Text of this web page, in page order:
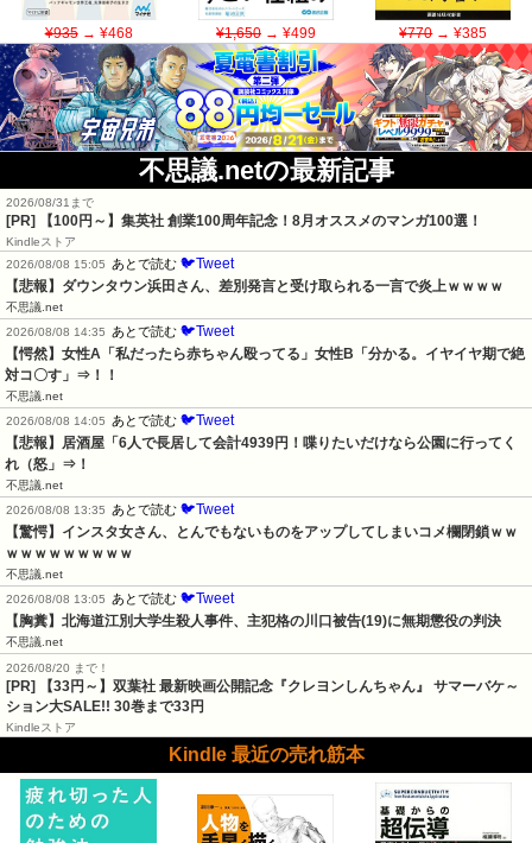
¥935→ ¥468 ¥1,650→ ¥499 ¥770→ ¥385
不思議.netの最新記事
2026/08/31まで
[PR] 【100円～】集英社 創業100周年記念！8月オススメのマンガ100選！
Kindleストア
2026/08/08 15:05
あとで読む 🐦Tweet
【悲報】ダウンタウン浜田さん、差別発言と受け取られる一言で炎上ｗｗｗｗ
不思議.net
2026/08/08 14:35
あとで読む 🐦Tweet
【愕然】女性A「私だったら赤ちゃん殴ってる」女性B「分かる。イヤイヤ期で絶
対コ〇す」⇒！！
不思議.net
2026/08/08 14:05
あとで読む 🐦Tweet
【悲報】居酒屋「6人で長居して会計4939円！喋りたいだけなら公園に行ってく
れ（怒」⇒！
不思議.net
2026/08/08 13:35
あとで読む 🐦Tweet
【驚愕】インスタ女さん、とんでもないものをアップしてしまいコメ欄閉鎖ｗｗ
ｗｗｗｗｗｗｗｗｗ
不思議.net
2026/08/08 13:05
あとで読む 🐦Tweet
【胸糞】北海道江別大学生殺人事件、主犯格の川口被告(19)に無期懲役の判決
不思議.net
2026/08/20 まで！
[PR]
【33円～】双葉社 最新映画公開記念『クレヨンしんちゃん』 サマーバケ～
ション大SALE!! 30巻まで33円
Kindleストア
Kindle 最近の売れ筋本